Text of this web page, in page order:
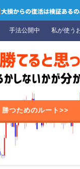
手法公開中 私が使う
勝つためのルート>>